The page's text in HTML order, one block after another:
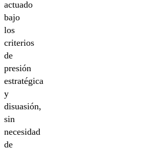
actuado
bajo
los
criterios
de
presión
estratégica
y
disuasión,
sin
necesidad
de